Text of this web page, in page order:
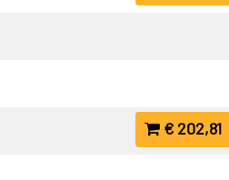
€ 202,81